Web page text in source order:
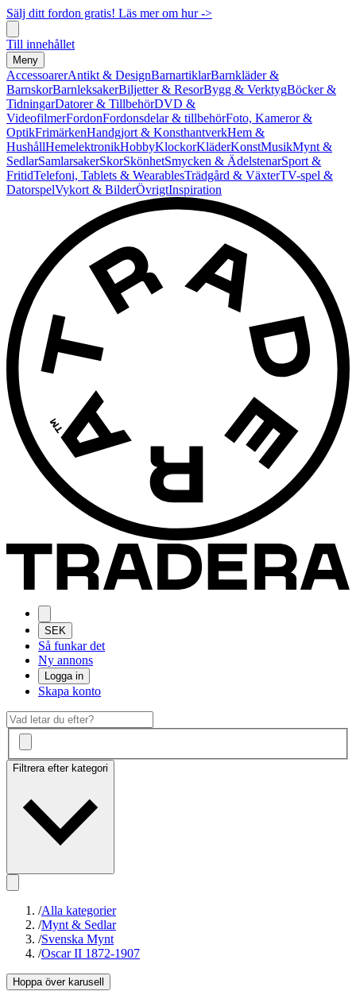
Sälj ditt fordon gratis! Läs mer om hur ->
Till innehållet
Meny
AccessoarerAntikt & DesignBarnartiklarBarnkläder &
BarnskorBarnleksakerBiljetter & ResorBygg & VerktygBöcker &
TidningarDatorer & TillbehörDVD &
VideofilmerFordonFordonsdelar & tillbehörFoto, Kameror &
OptikFrimärkenHandgjort & KonsthantverkHem &
HushållHemelektronikHobbyKlockorKläderKonstMusikMynt &
SedlarSamlarsakerSkorSkönhetSmycken & ÄdelstenarSport &
FritidTelefoni, Tablets & WearablesTrädgård & VäxterTV-spel &
DatorspelVykort & BilderÖvrigtInspiration
SEK
Så funkar det
Ny annons
Logga in
Skapa konto
Filtrera efter kategori
/Alla kategorier
/Mynt & Sedlar
/Svenska Mynt
/Oscar II 1872-1907
Hoppa över karusell